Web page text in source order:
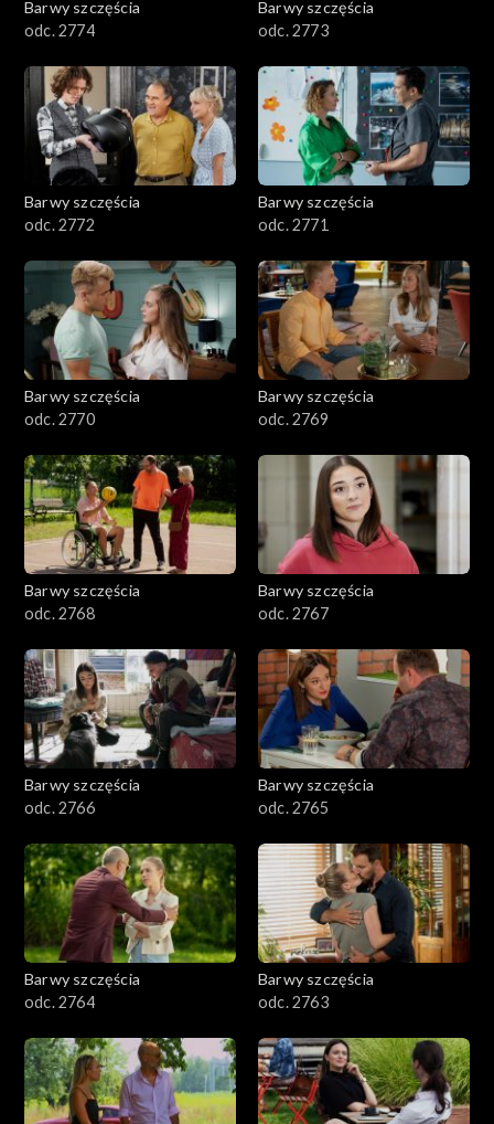
Barwy szczęścia
odc. 2774
Barwy szczęścia
odc. 2773
Barwy szczęścia
odc. 2772
Barwy szczęścia
odc. 2771
Barwy szczęścia
odc. 2770
Barwy szczęścia
odc. 2769
Barwy szczęścia
odc. 2768
Barwy szczęścia
odc. 2767
Barwy szczęścia
odc. 2766
Barwy szczęścia
odc. 2765
Barwy szczęścia
odc. 2764
Barwy szczęścia
odc. 2763